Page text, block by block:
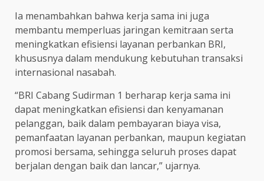
Ia menambahkan bahwa kerja sama ini juga
membantu memperluas jaringan kemitraan serta
meningkatkan efisiensi layanan perbankan BRI,
khususnya dalam mendukung kebutuhan transaksi
internasional nasabah.
“BRI Cabang Sudirman 1 berharap kerja sama ini
dapat meningkatkan efisiensi dan kenyamanan
pelanggan, baik dalam pembayaran biaya visa,
pemanfaatan layanan perbankan, maupun kegiatan
promosi bersama, sehingga seluruh proses dapat
berjalan dengan baik dan lancar,” ujarnya.